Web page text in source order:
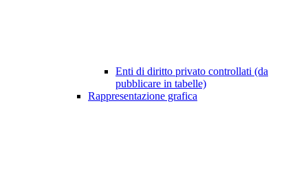
Enti di diritto privato controllati (da
pubblicare in tabelle)
Rappresentazione grafica